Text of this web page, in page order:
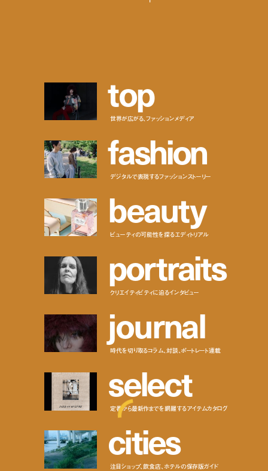
top
世界が広がる、ファッションメディア
fashion
デジタルで表現するファッションストーリー
beauty
ビューティの可能性を探るエディトリアル
portraits
クリエイティビティに迫るインタビュー
journal
時代を切り取るコラム、対談、ポートレート連載
select
定番から最新作までを網羅するアイテムカタログ
cities
注目ショップ、飲食店、ホテルの保存版ガイド